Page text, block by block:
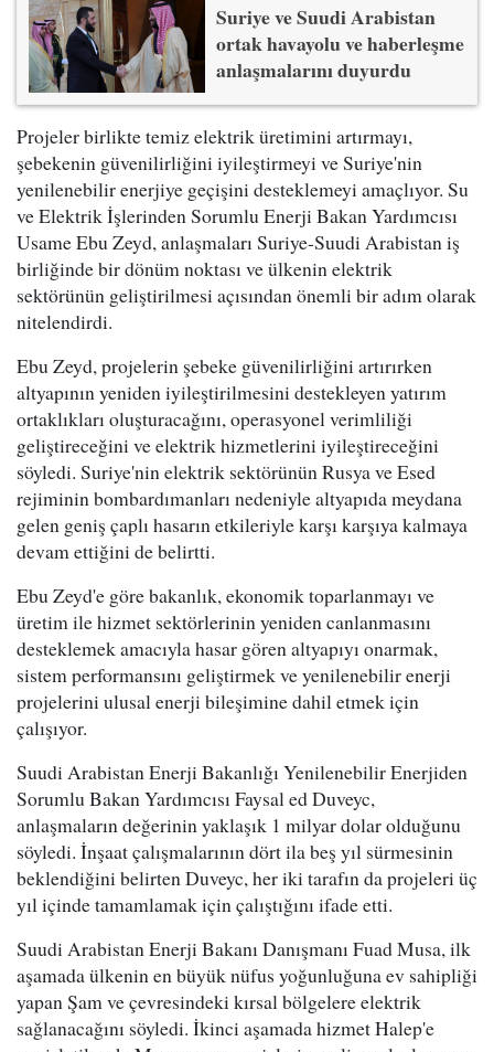
Suriye ve Suudi Arabistan
ortak havayolu ve haberleşme
anlaşmalarını duyurdu
Projeler birlikte temiz elektrik üretimini artırmayı,
şebekenin güvenilirliğini iyileştirmeyi ve Suriye'nin
yenilenebilir enerjiye geçişini desteklemeyi amaçlıyor. Su
ve Elektrik İşlerinden Sorumlu Enerji Bakan Yardımcısı
Usame Ebu Zeyd, anlaşmaları Suriye-Suudi Arabistan iş
birliğinde bir dönüm noktası ve ülkenin elektrik
sektörünün geliştirilmesi açısından önemli bir adım olarak
nitelendirdi.
Ebu Zeyd, projelerin şebeke güvenilirliğini artırırken
altyapının yeniden iyileştirilmesini destekleyen yatırım
ortaklıkları oluşturacağını, operasyonel verimliliği
geliştireceğini ve elektrik hizmetlerini iyileştireceğini
söyledi. Suriye'nin elektrik sektörünün Rusya ve Esed
rejiminin bombardımanları nedeniyle altyapıda meydana
gelen geniş çaplı hasarın etkileriyle karşı karşıya kalmaya
devam ettiğini de belirtti.
Ebu Zeyd'e göre bakanlık, ekonomik toparlanmayı ve
üretim ile hizmet sektörlerinin yeniden canlanmasını
desteklemek amacıyla hasar gören altyapıyı onarmak,
sistem performansını geliştirmek ve yenilenebilir enerji
projelerini ulusal enerji bileşimine dahil etmek için
çalışıyor.
Suudi Arabistan Enerji Bakanlığı Yenilenebilir Enerjiden
Sorumlu Bakan Yardımcısı Faysal ed Duveyc,
anlaşmaların değerinin yaklaşık 1 milyar dolar olduğunu
söyledi. İnşaat çalışmalarının dört ila beş yıl sürmesinin
beklendiğini belirten Duveyc, her iki tarafın da projeleri üç
yıl içinde tamamlamak için çalıştığını ifade etti.
Suudi Arabistan Enerji Bakanı Danışmanı Fuad Musa, ilk
aşamada ülkenin en büyük nüfus yoğunluğuna ev sahipliği
yapan Şam ve çevresindeki kırsal bölgelere elektrik
sağlanacağını söyledi. İkinci aşamada hizmet Halep'e